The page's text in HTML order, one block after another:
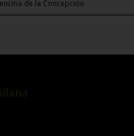
de la Concepción